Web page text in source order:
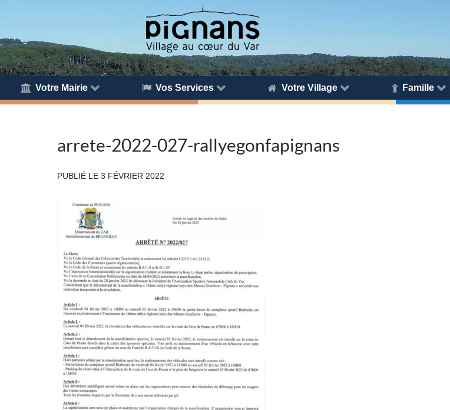
Votre Mairie Vos Services Votre Village Famille
arrete-2022-027-rallyegonfapignans
PUBLIÉ LE 3 FÉVRIER 2022